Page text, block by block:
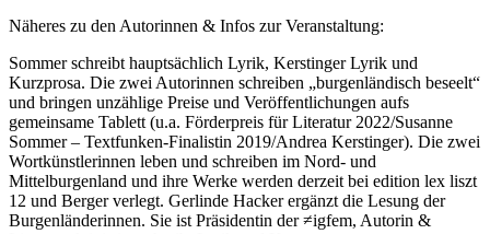
Näheres zu den Autorinnen & Infos zur Veranstaltung:
Sommer schreibt hauptsächlich Lyrik, Kerstinger Lyrik und
Kurzprosa. Die zwei Autorinnen schreiben „burgenländisch beseelt“
und bringen unzählige Preise und Veröffentlichungen aufs
gemeinsame Tablett (u.a. Förderpreis für Literatur 2022/Susanne
Sommer – Textfunken-Finalistin 2019/Andrea Kerstinger). Die zwei
Wortkünstlerinnen leben und schreiben im Nord- und
Mittelburgenland und ihre Werke werden derzeit bei edition lex liszt
12 und Berger verlegt. Gerlinde Hacker ergänzt die Lesung der
Burgenländerinnen. Sie ist Präsidentin der ≠igfem, Autorin &